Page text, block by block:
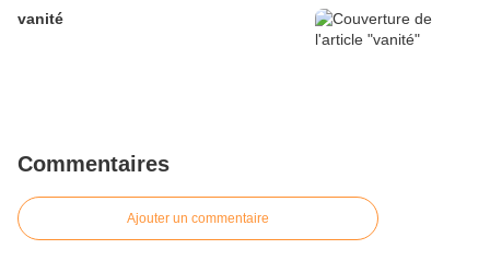
vanité
Commentaires
Ajouter un commentaire